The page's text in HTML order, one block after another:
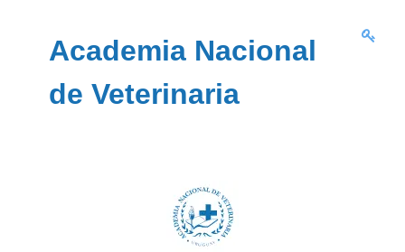
Academia Nacional
de Veterinaria